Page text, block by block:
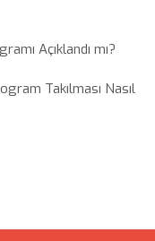
Açıklandı mı?
Takılması Nasıl